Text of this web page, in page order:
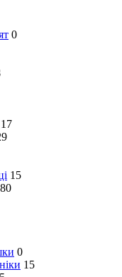
0
17
15
80
0
15